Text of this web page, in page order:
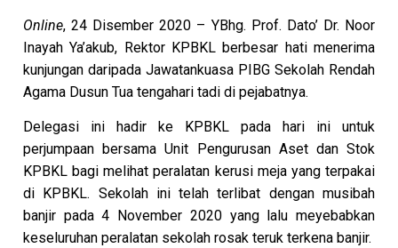
Online, 24 Disember 2020 – YBhg. Prof. Dato’ Dr. Noor
Inayah Ya’akub, Rektor KPBKL berbesar hati menerima
kunjungan daripada Jawatankuasa PIBG Sekolah Rendah
Agama Dusun Tua tengahari tadi di pejabatnya.
Delegasi ini hadir ke KPBKL pada hari ini untuk
perjumpaan bersama Unit Pengurusan Aset dan Stok
KPBKL bagi melihat peralatan kerusi meja yang terpakai
di KPBKL. Sekolah ini telah terlibat dengan musibah
banjir pada 4 November 2020 yang lalu meyebabkan
keseluruhan peralatan sekolah rosak teruk terkena banjir.